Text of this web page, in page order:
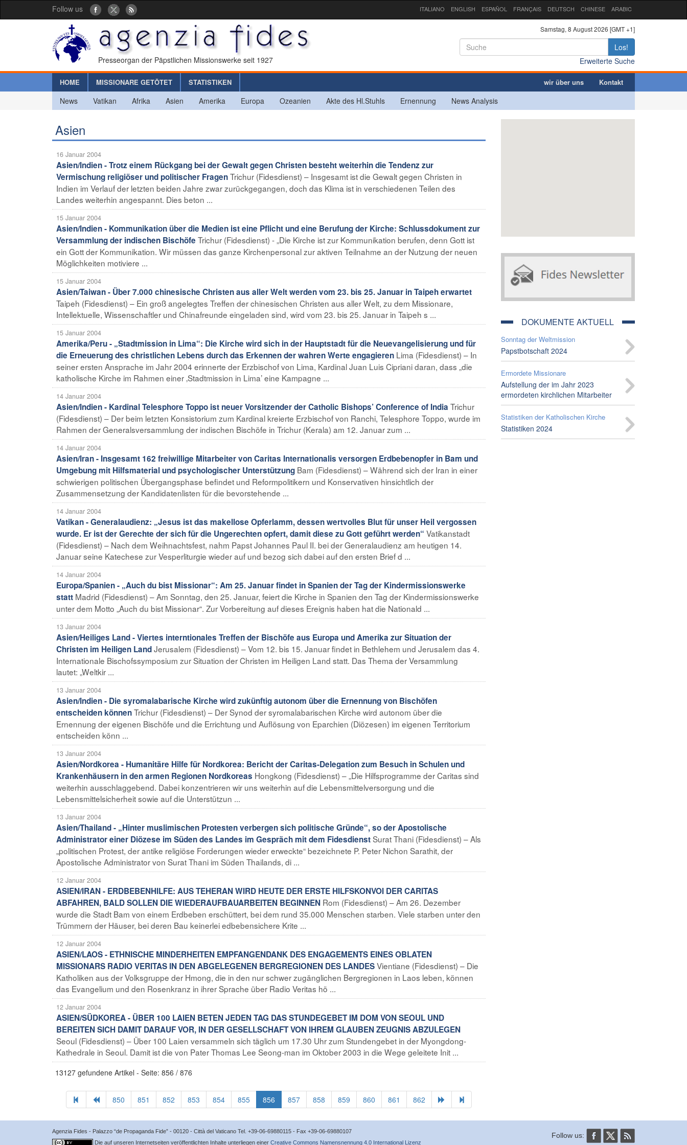
Follow us ITALIANO ENGLISH ESPAÑOL FRANÇAIS DEUTSCH CHINESE ARABIC
Presseorgan der Päpstlichen Missionswerke seit 1927
Samstag, 8 August 2026 [GMT +1]
Los!
Erweiterte Suche
HOME MISSIONARE GETÖTET STATISTIKEN wir über uns Kontakt
News Vatikan Afrika Asien Amerika Europa Ozeanien Akte des Hl.Stuhls Ernennung News Analysis
Asien
16 Januar 2004
Asien/Indien - Trotz einem Rückgang bei der Gewalt gegen Christen besteht weiterhin die Tendenz zur
Vermischung religiöser und politischer FragenTrichur (Fidesdienst) – Insgesamt ist die Gewalt gegen Christen in
Indien im Verlauf der letzten beiden Jahre zwar zurückgegangen, doch das Klima ist in verschiedenen Teilen des
Landes weiterhin angespannt. Dies beton ...
15 Januar 2004
Asien/Indien - Kommunikation über die Medien ist eine Pflicht und eine Berufung der Kirche: Schlussdokument zur
Versammlung der indischen Bischöfe Trichur (Fidesdienst) - „Die Kirche ist zur Kommunikation berufen, denn Gott ist
ein Gott der Kommunikation. Wir müssen das ganze Kirchenpersonal zur aktiven Teilnahme an der Nutzung der neuen
Möglichkeiten motiviere ...
15 Januar 2004
Asien/Taiwan - Über 7.000 chinesische Christen aus aller Welt werden vom 23. bis 25. Januar in Taipeh erwartet
Taipeh (Fidesdienst) – Ein groß angelegtes Treffen der chinesischen Christen aus aller Welt, zu dem Missionare,
Intellektuelle, Wissenschaftler und Chinafreunde eingeladen sind, wird vom 23. bis 25. Januar in Taipeh s ...
15 Januar 2004
Amerika/Peru - „Stadtmission in Lima“: Die Kirche wird sich in der Hauptstadt für die Neuevangelisierung und für
die Erneuerung des christlichen Lebens durch das Erkennen der wahren Werte engagieren Lima (Fidesdienst) – In
seiner ersten Ansprache im Jahr 2004 erinnerte der Erzbischof von Lima, Kardinal Juan Luis Cipriani daran, dass „die
katholische Kirche im Rahmen einer ‚Stadtmission in Lima’ eine Kampagne ...
14 Januar 2004
Asien/Indien - Kardinal Telesphore Toppo ist neuer Vorsitzender der Catholic Bishops’ Conference of India Trichur
(Fidesdienst) – Der beim letzten Konsistorium zum Kardinal kreierte Erzbischof von Ranchi, Telesphore Toppo, wurde im
Rahmen der Generalsversammlung der indischen Bischöfe in Trichur (Kerala) am 12. Januar zum ...
14 Januar 2004
Asien/Iran - Insgesamt 162 freiwillige Mitarbeiter von Caritas Internationalis versorgen Erdbebenopfer in Bam und
Umgebung mit Hilfsmaterial und psychologischer Unterstützung Bam (Fidesdienst) – Während sich der Iran in einer
schwierigen politischen Übergangsphase befindet und Reformpolitikern und Konservativen hinsichtlich der
Zusammensetzung der Kandidatenlisten für die bevorstehende ...
14 Januar 2004
Vatikan - Generalaudienz: „Jesus ist das makellose Opferlamm, dessen wertvolles Blut für unser Heil vergossen
wurde. Er ist der Gerechte der sich für die Ungerechten opfert, damit diese zu Gott geführt werden“ Vatikanstadt
(Fidesdienst) – Nach dem Weihnachtsfest, nahm Papst Johannes Paul II. bei der Generalaudienz am heutigen 14.
Januar seine Katechese zur Vesperliturgie wieder auf und bezog sich dabei auf den ersten Brief d ...
14 Januar 2004
Europa/Spanien - „Auch du bist Missionar“: Am 25. Januar findet in Spanien der Tag der Kindermissionswerke
statt Madrid (Fidesdienst) – Am Sonntag, den 25. Januar, feiert die Kirche in Spanien den Tag der Kindermissionswerke
unter dem Motto „Auch du bist Missionar“. Zur Vorbereitung auf dieses Ereignis haben hat die Nationald ...
13 Januar 2004
Asien/Heiliges Land - Viertes interntionales Treffen der Bischöfe aus Europa und Amerika zur Situation der
Christen im Heiligen LandJerusalem (Fidesdienst) – Vom 12. bis 15. Januar findet in Bethlehem und Jerusalem das 4.
Internationale Bischofssymposium zur Situation der Christen im Heiligen Land statt. Das Thema der Versammlung
lautet: „Weltkir ...
13 Januar 2004
Asien/Indien - Die syromalabarische Kirche wird zukünftig autonom über die Ernennung von Bischöfen
entscheiden könnenTrichur (Fidesdienst) – Der Synod der syromalabarischen Kirche wird autonom über die
Ernennung der eigenen Bischöfe und die Errichtung und Auflösung von Eparchien (Diözesen) im eigenen Territorium
entscheiden könn ...
13 Januar 2004
Asien/Nordkorea - Humanitäre Hilfe für Nordkorea: Bericht der Caritas-Delegation zum Besuch in Schulen und
Krankenhäusern in den armen Regionen Nordkoreas Hongkong (Fidesdienst) – „Die Hilfsprogramme der Caritas sind
weiterhin ausschlaggebend. Dabei konzentrieren wir uns weiterhin auf die Lebensmittelversorgung und die
Lebensmittelsicherheit sowie auf die Unterstützun ...
13 Januar 2004
Asien/Thailand - „Hinter muslimischen Protesten verbergen sich politische Gründe“, so der Apostolische
Administrator einer Diözese im Süden des Landes im Gespräch mit dem FidesdienstSurat Thani (Fidesdienst) – Als
„politischen Protest, der antike religiöse Forderungen wieder erweckte“ bezeichnete P. Peter Nichon Sarathit, der
Apostolische Administrator von Surat Thani im Süden Thailands, di ...
12 Januar 2004
ASIEN/IRAN - ERDBEBENHILFE: AUS TEHERAN WIRD HEUTE DER ERSTE HILFSKONVOI DER CARITAS
ABFAHREN, BALD SOLLEN DIE WIEDERAUFBAUARBEITEN BEGINNEN Rom (Fidesdienst) – Am 26. Dezember
wurde die Stadt Bam von einem Erdbeben erschüttert, bei dem rund 35.000 Menschen starben. Viele starben unter den
Trümmern der Häuser, bei deren Bau keinerlei edbebensichere Krite ...
12 Januar 2004
ASIEN/LAOS - ETHNISCHE MINDERHEITEN EMPFANGENDANK DES ENGAGEMENTS EINES OBLATEN
MISSIONARS RADIO VERITAS IN DEN ABGELEGENEN BERGREGIONEN DES LANDESVientiane (Fidesdienst) – Die
Katholiken aus der Volksgruppe der Hmong, die in den nur schwer zugänglichen Bergregionen in Laos leben, können
das Evangelium und den Rosenkranz in ihrer Sprache über Radio Veritas hö ...
12 Januar 2004
ASIEN/SÜDKOREA - ÜBER 100 LAIEN BETEN JEDEN TAG DAS STUNDEGEBET IM DOM VON SEOUL UND
BEREITEN SICH DAMIT DARAUF VOR, IN DER GESELLSCHAFT VON IHREM GLAUBEN ZEUGNIS ABZULEGEN
Seoul (Fidesdienst) – Über 100 Laien versammeln sich täglich um 17.30 Uhr zum Stundengebet in der Myongdong-
Kathedrale in Seoul. Damit ist die von Pater Thomas Lee Seong-man im Oktober 2003 in die Wege geleitete Init ...
13127 gefundene Artikel - Seite: 856 / 876
850 851 852 853 854 855 856 857 858 859 860 861 862
DOKUMENTE AKTUELL
Sonntag der Weltmission
Papstbotschaft 2024
Ermordete Missionare
Aufstellung der im Jahr 2023
ermordeten kirchlichen Mitarbeiter
Statistiken der Katholischen Kirche
Statistiken 2024
Agenzia Fides - Palazzo “de Propaganda Fide” - 00120 - Città del Vaticano Tel. +39-06-69880115 - Fax +39-06-69880107
Die auf unseren Internetseiten veröffentlichten Inhalte unterliegen einer Creative Commons Namensnennung 4.0 International Lizenz
Follow us: